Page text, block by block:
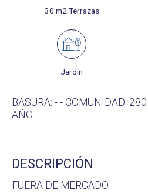
30 m2 Terrazas
Jardín
BASURA: - - COMUNIDAD:
AÑO
DESCRIPCIÓN
FUERA DE MERCADO